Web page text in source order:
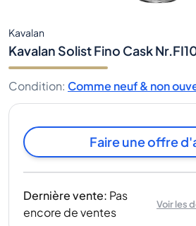
Kavalan
Kavalan Solist Fino Cask
Condition: Comme neuf & non
Faire une offre
Dernière vente: Pas
encore de ventes
Voir les